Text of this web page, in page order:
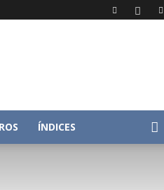
ÍNDICES